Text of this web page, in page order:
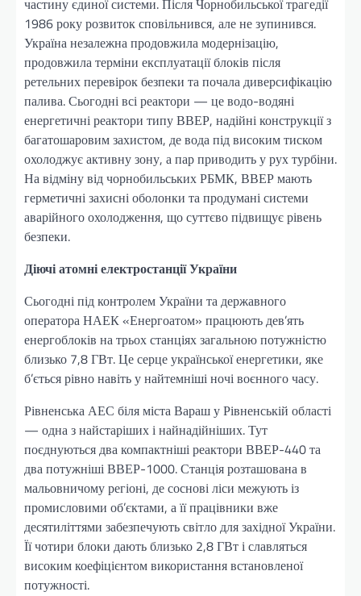
частину єдиної системи. Після Чорнобильської трагедії
1986 року розвиток сповільнився, але не зупинився.
Україна незалежна продовжила модернізацію,
продовжила терміни експлуатації блоків після
ретельних перевірок безпеки та почала диверсифікацію
палива. Сьогодні всі реактори — це водо-водяні
енергетичні реактори типу ВВЕР, надійні конструкції з
багатошаровим захистом, де вода під високим тиском
охолоджує активну зону, а пар приводить у рух турбіни.
На відміну від чорнобильських РБМК, ВВЕР мають
герметичні захисні оболонки та продумані системи
аварійного охолодження, що суттєво підвищує рівень
безпеки.
Діючі атомні електростанції України
Сьогодні під контролем України та державного
оператора НАЕК «Енергоатом» працюють дев’ять
енергоблоків на трьох станціях загальною потужністю
близько 7,8 ГВт. Це серце української енергетики, яке
б’ється рівно навіть у найтемніші ночі воєнного часу.
Рівненська АЕС біля міста Вараш у Рівненській області
— одна з найстаріших і найнадійніших. Тут
поєднуються два компактніші реактори ВВЕР-440 та
два потужніші ВВЕР-1000. Станція розташована в
мальовничому регіоні, де соснові ліси межують із
промисловими об’єктами, а її працівники вже
десятиліттями забезпечують світло для західної України.
Її чотири блоки дають близько 2,8 ГВт і славляться
високим коефіцієнтом використання встановленої
потужності.